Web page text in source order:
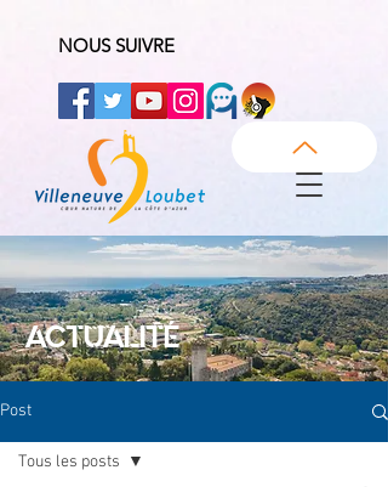
NOUS SUIVRE
ACTUALITÉ
Post
Tous les posts